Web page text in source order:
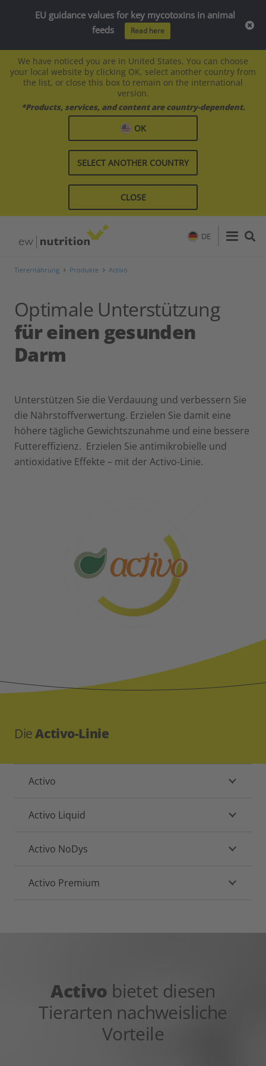
We have noticed you are in United States. You can choose
your local website by clicking OK, select another country from
the list, or close this box to remain on the international
version.
*Products, services, and content are country-dependent.
OK
SELECT ANOTHER COUNTRY
CLOSE
DE
Tierernährung Produkte Activo
Optimale Unterstützung
für einen gesunden
Darm
Unterstützen Sie die Verdauung und verbessern Sie
die Nährstoffverwertung. Erzielen Sie damit eine
höhere tägliche Gewichtszunahme und eine bessere
Futtereffizienz. Erzielen Sie antimikrobielle und
antioxidative Effekte – mit der Activo-Linie.
DieActivo-Linie
Activo
Activo Liquid
Activo NoDys
Activo Premium
Activo bietet diesen
Tierarten nachweisliche
Vorteile
EU guidance values for key mycotoxins in animal
feeds
Read here